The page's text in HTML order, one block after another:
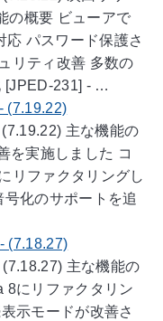
の概要 ビューアで
パスワード保護さ
リティ改善 多数の
[JPED-231] - …
(7.19.22)
主な機能の
を実施しました コ
リファクタリングし
化のサポートを追
(7.18.27)
主な機能の
8にリファクタリン
示モードが改善さ